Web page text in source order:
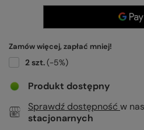
Zamów więcej, zapłać mniej!
2szt.(-5%)
Produkt dostępny
Sprawdź dostępność w
stacjonarnych